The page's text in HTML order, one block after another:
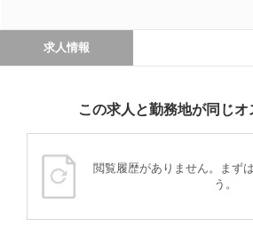
求人情報
この求人と勤務地が同じオ
閲覧履歴がありません。まず
う。